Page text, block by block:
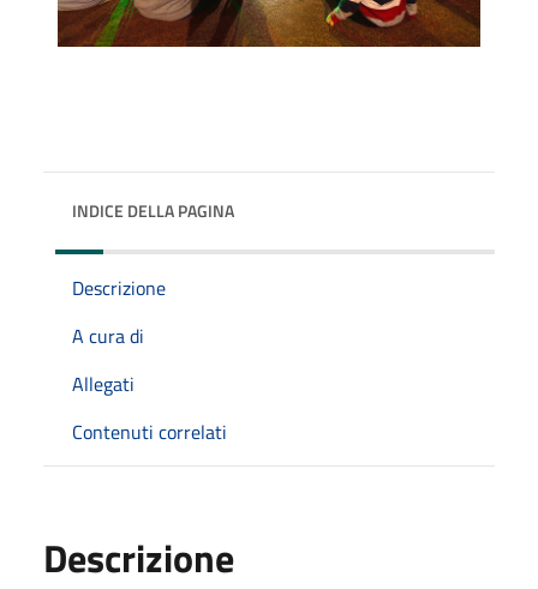
INDICE DELLA PAGINA
Descrizione
A cura di
Allegati
Contenuti correlati
Descrizione